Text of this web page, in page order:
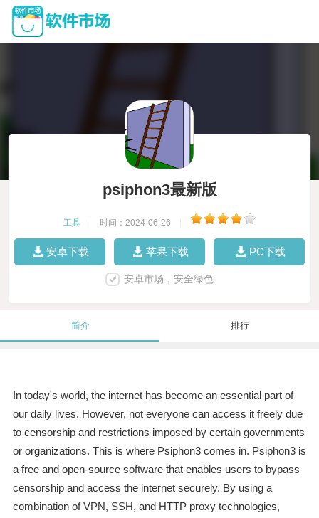
psiphon3最新版
工具 时间：2024-06-26
安卓下载 苹果下载 PC下载
安卓市场，安全绿色
简介 排行
In today's world, the internet has become an essential part of
our daily lives. However, not everyone can access it freely due
to censorship and restrictions imposed by certain governments
or organizations. This is where Psiphon3 comes in. Psiphon3 is
a free and open-source software that enables users to bypass
censorship and access the internet securely. By using a
combination of VPN, SSH, and HTTP proxy technologies,